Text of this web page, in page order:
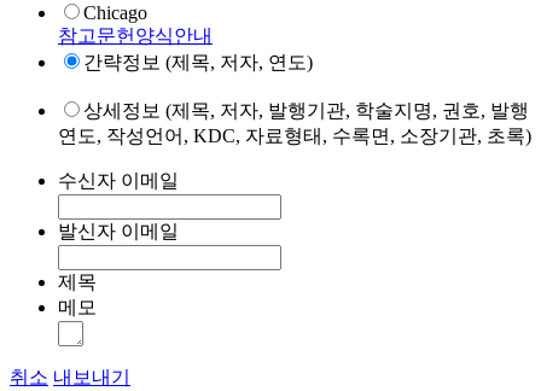
Chicago
참고문헌양식안내
간략정보 (제목, 저자, 연도)
상세정보 (제목, 저자, 발행기관, 학술지명, 권호, 발행
연도, 작성언어, KDC, 자료형태, 수록면, 소장기관, 초록)
수신자 이메일
발신자 이메일
제목
메모
취소 내보내기